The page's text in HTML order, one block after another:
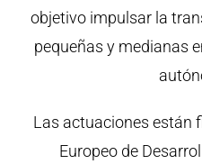
objetivo impulsar la
pequeñas y medianas
Las actuaciones están
Europeo de